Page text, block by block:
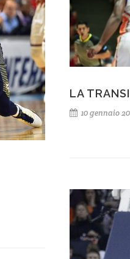
LA
10 gennaio